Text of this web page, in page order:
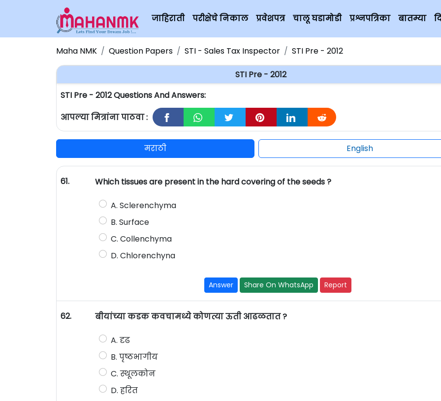
जाहिराती परीक्षेचे निकाल प्रवेशपत्र चालू घडामोडी प्रश्नपत्रिका बातम्या
Maha NMK Question Papers STI - Sales Tax Inspector STI Pre - 2012
STI Pre - 2012
STI Pre - 2012 Questions And Answers:
आपल्या मित्रांना पाठवा :
मराठी English
61. Which tissues are present in the hard covering of the seeds ?
A. Sclerenchyma
B. Surface
C. Collenchyma
D. Chlorenchyna
Answer Share On WhatsApp Report
62. बीयांच्या कडक कवचामध्ये कोणत्या ऊती आढळतात ?
A. दृढ
B. पृष्ठभागीय
C. स्थूलकोन
D. हरित